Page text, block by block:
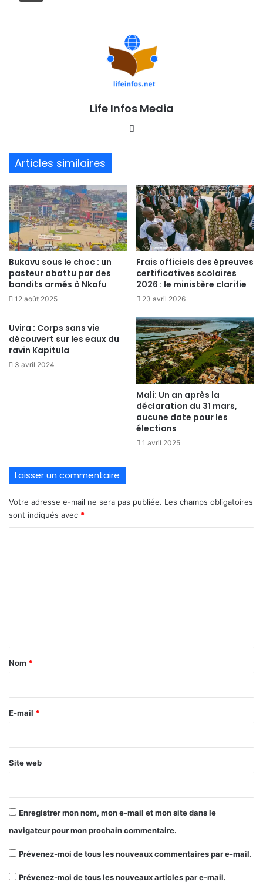
Life Infos Media
Articles similaires
Bukavu sous le choc : un
pasteur abattu par des
bandits armés à Nkafu
12 août 2025
Frais officiels des épreuves
certificatives scolaires
2026 : le ministère clarifie
23 avril 2026
Uvira : Corps sans vie
découvert sur les eaux du
ravin Kapitula
3 avril 2024
Mali: Un an après la
déclaration du 31 mars,
aucune date pour les
élections
1 avril 2025
Laisser un commentaire
Votre adresse e-mail ne sera pas publiée. Les champs obligatoires
sont indiqués avec *
a
e
Nom *
E-mail *
Site web
Enregistrer mon nom, mon e-mail et mon site dans le
navigateur pour mon prochain commentaire.
Prévenez-moi de tous les nouveaux commentaires par e-mail.
Prévenez-moi de tous les nouveaux articles par e-mail.